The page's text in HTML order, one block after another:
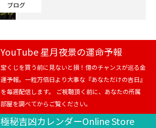
ブログ
YouTube 星月夜景の運命予報
宝くじを買う前に見ないと損！億のチャンスが巡る金
運予報。一粒万倍日より大事な『あなただけの吉日』
を毎週配信します。 ご視聴頂く前に、あなたの所属
部屋を調べてからご覧ください。
極秘吉凶カレンダーOnline Store